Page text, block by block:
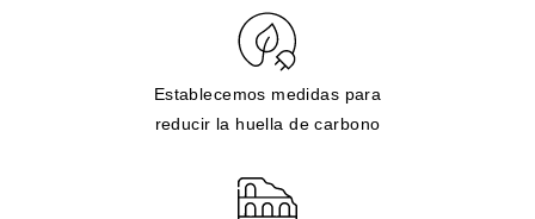
Establecemos medidas para
reducir la huella de carbono